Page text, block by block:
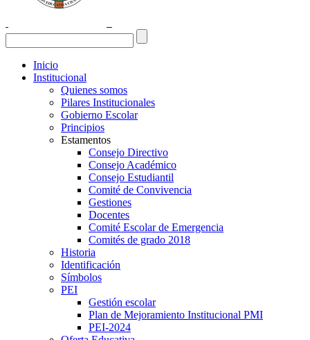
Inicio
Institucional
Quienes somos
Pilares Institucionales
Gobierno Escolar
Principios
Estamentos
Consejo Directivo
Consejo Académico
Consejo Estudiantil
Comité de Convivencia
Gestiones
Docentes
Comité Escolar de Emergencia
Comités de grado 2018
Historia
Identificación
Símbolos
PEI
Gestión escolar
Plan de Mejoramiento Institucional PMI
PEI-2024